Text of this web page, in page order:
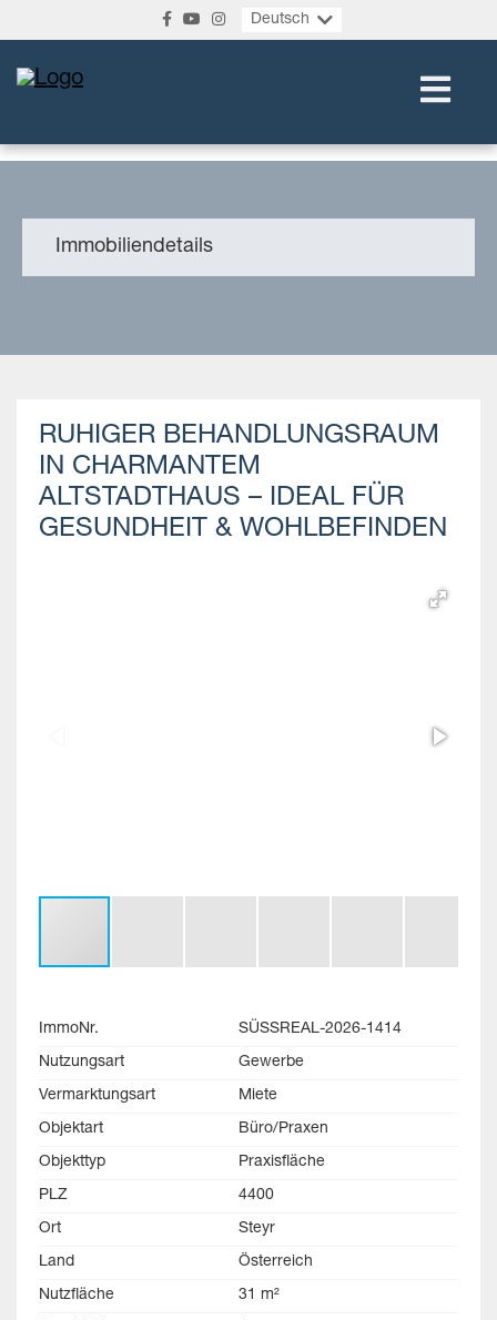
Deutsch
Immobiliendetails
RUHIGER BEHANDLUNGSRAUM
IN CHARMANTEM
ALTSTADTHAUS – IDEAL FÜR
GESUNDHEIT & WOHLBEFINDEN
ImmoNr. SÜSSREAL-2026-1414
Nutzungsart Gewerbe
Vermarktungsart Miete
Objektart Büro/Praxen
Objekttyp Praxisfläche
PLZ 4400
Ort Steyr
Land Österreich
Nutzfläche 31 m²